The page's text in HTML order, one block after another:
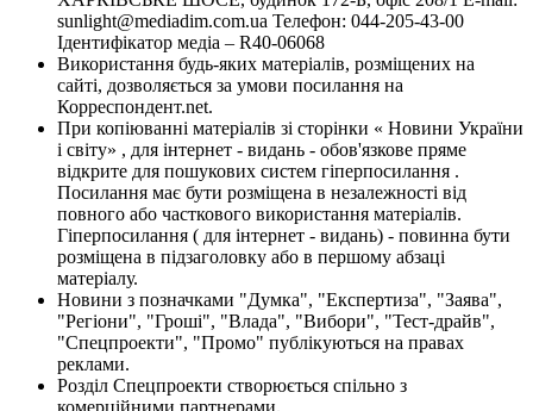
sunlight@mediadim.com.ua Телефон: 044-205-43-00
Ідентифікатор медіа – R40-06068
Використання будь-яких матеріалів, розміщених на
сайті, дозволяється за умови посилання на
Корреспондент.net.
При копіюванні матеріалів зі сторінки « Новини України
і світу» , для інтернет - видань - обов'язкове пряме
відкрите для пошукових систем гіперпосилання .
Посилання має бути розміщена в незалежності від
повного або часткового використання матеріалів.
Гіперпосилання ( для інтернет - видань) - повинна бути
розміщена в підзаголовку або в першому абзаці
матеріалу.
Новини з позначками "Думка", "Експертиза", "Заява",
"Регіони", "Гроші", "Влада", "Вибори", "Тест-драйв",
"Спецпроекти", "Промо" публікуються на правах
реклами.
Розділ Спецпроекти створюється спільно з